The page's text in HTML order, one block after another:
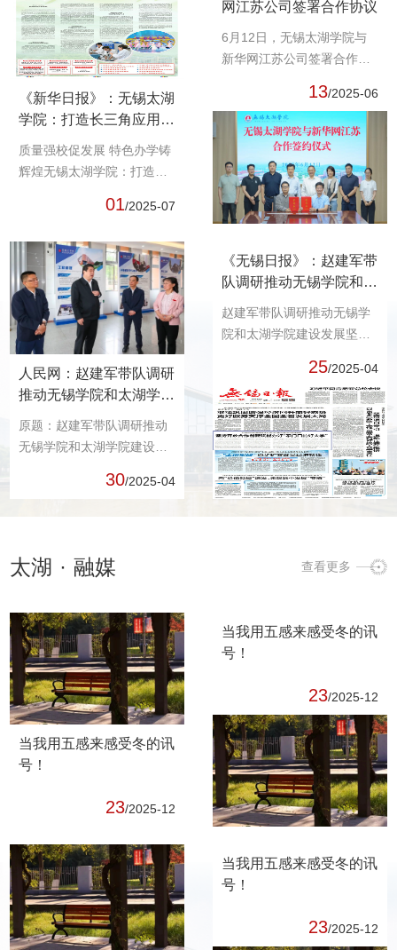
《新华日报》：无锡太湖
学院：打造长三角应用型
人才培养高地
质量强校促发展 特色办学铸
辉煌无锡太湖学院：打造长
中国经济最具活力的长三角
底蕴丰厚的百年工商名城，
正书写着新时代高质量发展
新篇章。在不久前公布
的“2025软科中国大学排
名”...
01/2025-07
网江苏公司签署合作协议
6月12日，无锡太湖学院与
新华网江苏公司签署合作协
孙玉坤，新华网总裁助理、
长三角中心主任、江苏公司
总经理徐寿权出席活动并讲
话。孙玉坤对新华网江苏公
司一行的到来表示热烈欢
迎，衷心感谢新华网江苏公
13/2025-06
人民网：赵建军带队调研
推动无锡学院和太湖学院
建设发展
原题：赵建军带队调研推动
无锡学院和太湖学院建设发
好“家门口的好大学”4月24
开座谈会就相关工作与市有
商。...
30/2025-04
《无锡日报》：赵建军带
队调研推动无锡学院和太
湖学院建设发展
赵建军带队调研推动无锡学
院和太湖学院建设发展坚持
口的好大学” 本报讯 4月24
日，市长赵建军带队专题调
研推动无锡学院和太湖学院
建设发展，并主持召开座谈
会就相关工作与市有关部门
和属地板块研究会商。...
25/2025-04
太湖 · 融媒 查看更多
当我用五感来感受冬的讯
号！
23/2025-12
当我用五感来感受冬的讯
号！
23/2025-12
当我用五感来感受冬的讯
号！
23/2025-12